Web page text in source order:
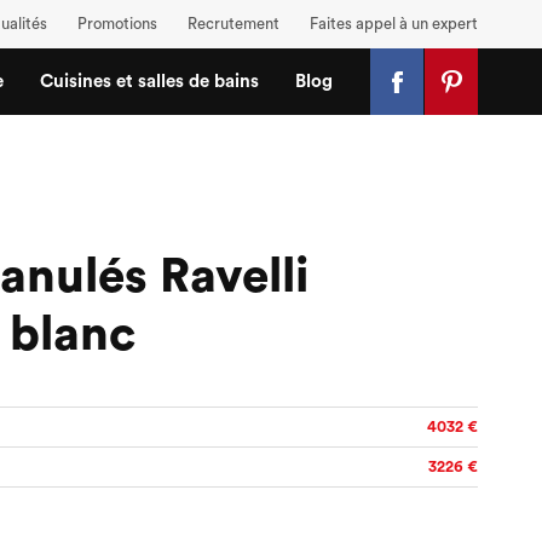
Promotions Recrutement Faites appel à un expert
Cuisines et salles de bains Blog
Ravelli
blanc
4032 €
3226 €